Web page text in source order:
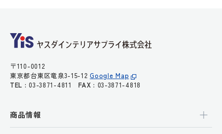
〒110-0012
東京都台東区竜泉3-15-12Google Map
TEL : 03-3871-4811FAX : 03-3871-4818
商品情報